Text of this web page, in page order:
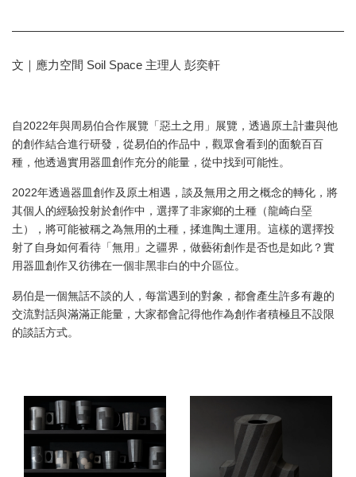
文｜應力空間 Soil Space 主理人 彭奕軒
自2022年與周易伯合作展覽「惡土之用」展覽，透過原土計畫與他
的創作結合進行研發，從易伯的作品中，觀眾會看到的面貌百百
種，他透過實用器皿創作充分的能量，從中找到可能性。
2022年透過器皿創作及原土相遇，談及無用之用之概念的轉化，將
其個人的經驗投射於創作中，選擇了非家鄉的土種（龍崎白堊
土），將可能被稱之為無用的土種，揉進陶土運用。這樣的選擇投
射了自身如何看待「無用」之疆界，做藝術創作是否也是如此？實
用器皿創作又彷彿在一個非黑非白的中介區位。
易伯是一個無話不談的人，每當遇到的對象，都會產生許多有趣的
交流對話與滿滿正能量，大家都會記得他作為創作者積極且不設限
的談話方式。